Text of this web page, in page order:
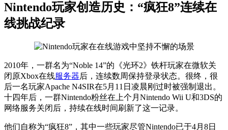
Nintendo玩家创造历史：“疯狂8”连续在
线挑战纪录
2010年，一群名为“Noble 14”的《光环2》铁杆玩家在微软关
闭原Xbox在线服务器后，连续数周保持登录状态。很终，很
后一名玩家Apache N4SIR在5月11日凌晨刚过时被强制退出。
十四年后，一群Nintendo粉丝在上个月Nintendo Wii U和3DS的
网络服务关闭后，持续在线时间刷新了这一记录。
他们自称为“疯狂8”，其中一些玩家尽管Nintendo已于4月8日